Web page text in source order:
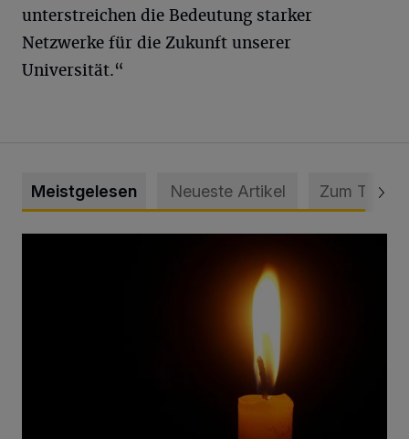
unterstreichen die Bedeutung starker
Netzwerke für die Zukunft unserer
Universität.“
Meistgelesen Neueste Artikel Zum Thema